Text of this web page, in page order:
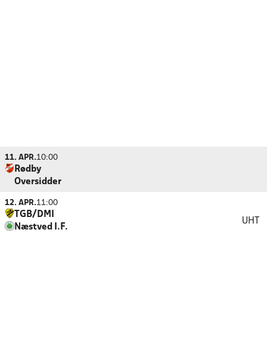
11. APR.10:00
Rødby
Oversidder
12. APR.11:00
TGB/DMI
Næstved I.F.
UHT